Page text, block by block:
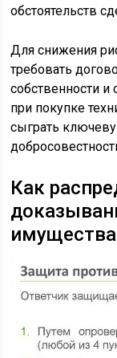
обстоятельств
Для снижения
требовать
собственности
при покупке
сыграть
Как
имущества